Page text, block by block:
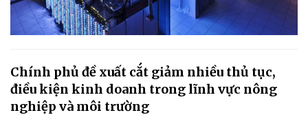
Chính phủ đề xuất cắt giảm nhiều thủ tục,
điều kiện kinh doanh trong lĩnh vực nông
nghiệp và môi trường